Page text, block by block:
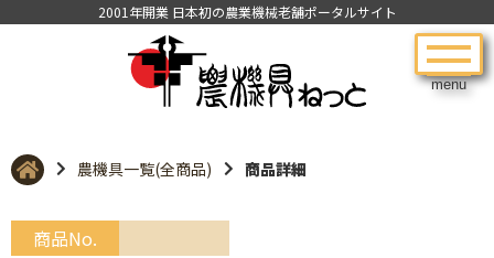
menu
2001年開業 日本初の農業機械老舗ポータルサイト
農機具一覧(全商品) 商品詳細
商品No.